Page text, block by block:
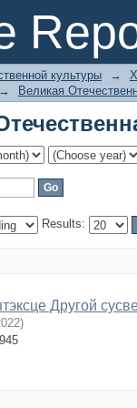
культуры →
→ Великая
Results:
Другой
)